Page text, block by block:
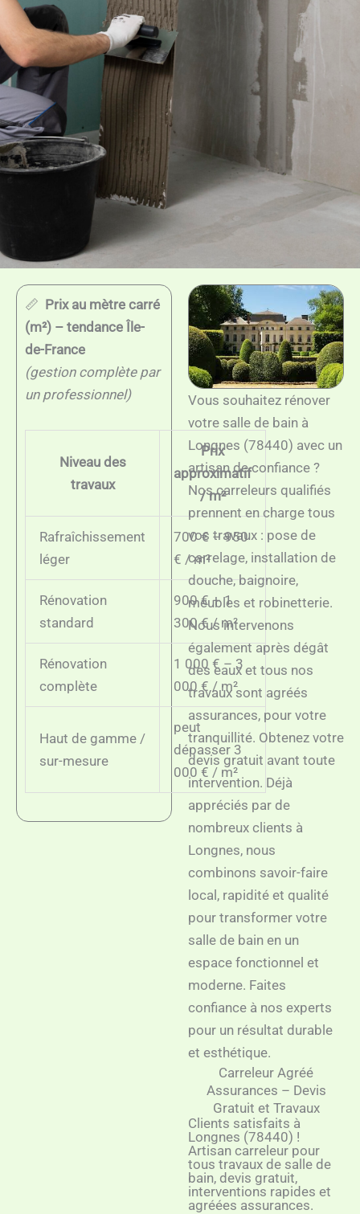
📏 Prix au mètre carré
(m²) – tendance Île-
de-France
(gestion complète par
un professionnel)
Niveau des
travaux
Prix
approximatif
/ m²
Rafraîchissement
léger
700 € – 950
€ / m²
Rénovation
standard
900 € – 1
300 € / m²
Rénovation
complète
1 000 € – 3
000 € / m²
Haut de gamme /
sur-mesure
peut
dépasser 3
000 € / m²
Vous souhaitez rénover
votre salle de bain à
Longnes (78440) avec un
artisan de confiance ?
Nos carreleurs qualifiés
prennent en charge tous
vos travaux : pose de
carrelage, installation de
douche, baignoire,
meubles et robinetterie.
Nous intervenons
également après dégât
des eaux et tous nos
travaux sont agréés
assurances, pour votre
tranquillité. Obtenez votre
devis gratuit avant toute
intervention. Déjà
appréciés par de
nombreux clients à
Longnes, nous
combinons savoir-faire
local, rapidité et qualité
pour transformer votre
salle de bain en un
espace fonctionnel et
moderne. Faites
confiance à nos experts
pour un résultat durable
et esthétique.
Carreleur Agréé
Assurances – Devis
Gratuit et Travaux
Clients satisfaits à
Longnes (78440) !
Artisan carreleur pour
tous travaux de salle de
bain, devis gratuit,
interventions rapides et
agréées assurances.